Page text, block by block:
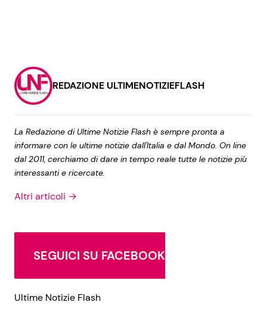
REDAZIONE ULTIMENOTIZIEFLASH
La Redazione di Ultime Notizie Flash è sempre pronta a
informare con le ultime notizie dall'Italia e dal Mondo. On line
dal 2011, cerchiamo di dare in tempo reale tutte le notizie più
interessanti e ricercate.
Altri articoli →
SEGUICI SU FACEBOOK
Ultime Notizie Flash